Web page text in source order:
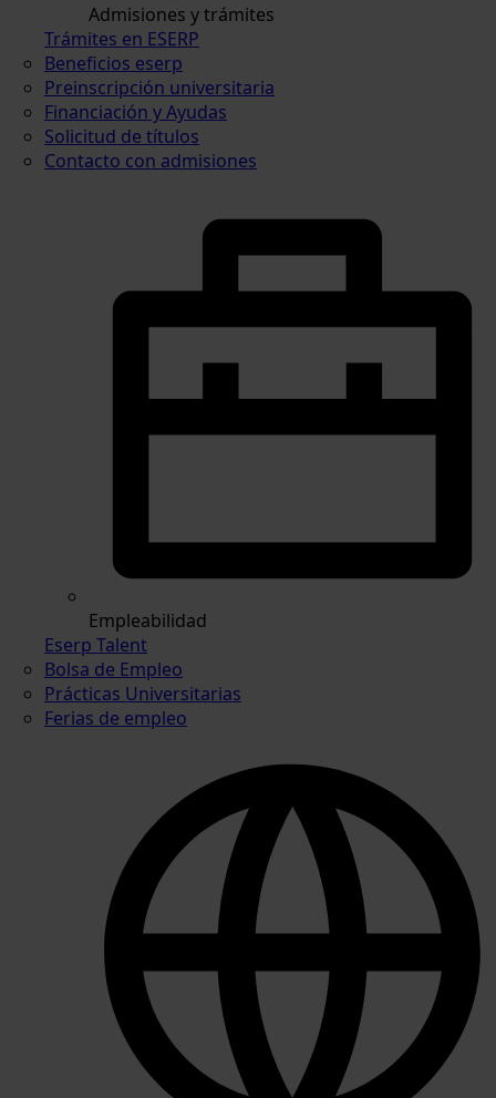
Admisiones y trámites
Trámites en ESERP
Beneficios eserp
Preinscripción universitaria
Financiación y Ayudas
Solicitud de títulos
Contacto con admisiones
Empleabilidad
Eserp Talent
Bolsa de Empleo
Prácticas Universitarias
Ferias de empleo